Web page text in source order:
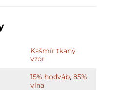
Kašmír tkaný
vzor
15% hodváb, 85%
vlna